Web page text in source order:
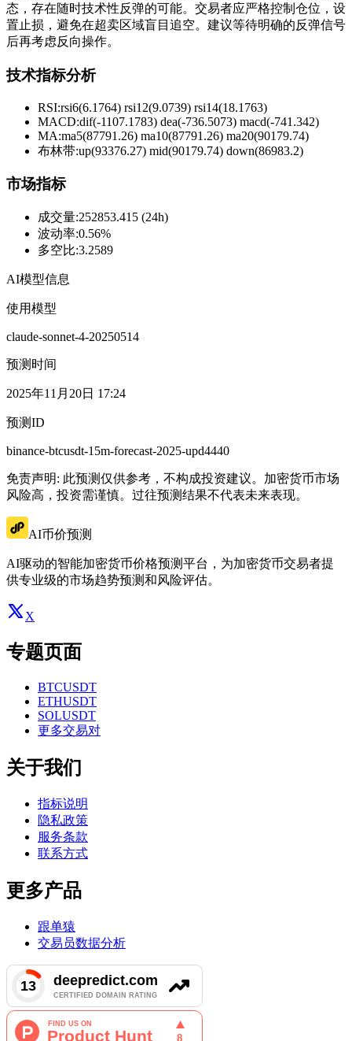
态，存在随时技术性反弹的可能。交易者应严格控制仓位，设
置止损，避免在超卖区域盲目追空。建议等待明确的反弹信号
后再考虑反向操作。
技术指标分析
RSI:rsi6(6.1764) rsi12(9.0739) rsi14(18.1763)
MACD:dif(-1107.1783) dea(-736.5073) macd(-741.342)
MA:ma5(87791.26) ma10(87791.26) ma20(90179.74)
布林带:up(93376.27) mid(90179.74) down(86983.2)
市场指标
成交量:252853.415 (24h)
波动率:0.56%
多空比:3.2589
AI模型信息
使用模型
claude-sonnet-4-20250514
预测时间
2025年11月20日 17:24
预测ID
binance-btcusdt-15m-forecast-2025-upd4440
免责声明: 此预测仅供参考，不构成投资建议。加密货币市场
风险高，投资需谨慎。过往预测结果不代表未来表现。
AI币价预测
AI驱动的智能加密货币价格预测平台，为加密货币交易者提
供专业级的市场趋势预测和风险评估。
X
专题页面
BTCUSDT
ETHUSDT
SOLUSDT
更多交易对
关于我们
指标说明
隐私政策
服务条款
联系方式
更多产品
跟单猿
交易员数据分析